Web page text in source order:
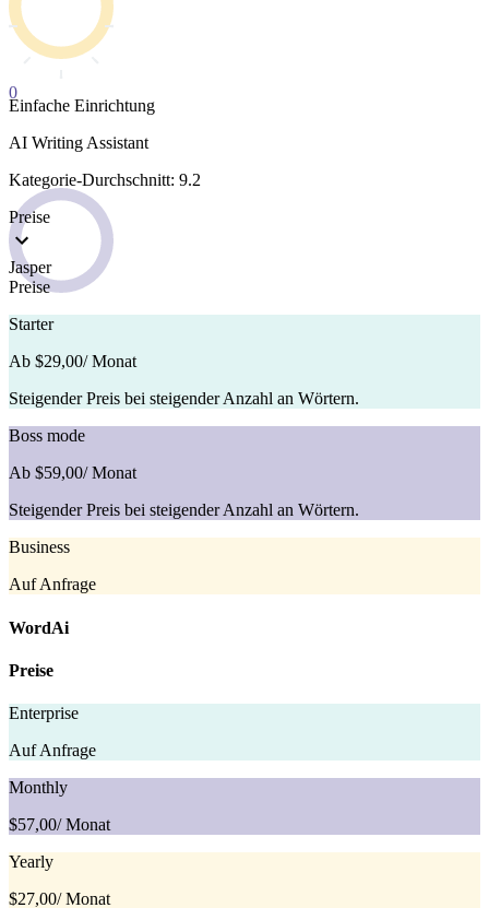
0
Einfache Einrichtung
AI Writing Assistant
Kategorie-Durchschnitt: 9.2
Preise
Jasper
Preise
Starter
Ab $29,00/ Monat
Steigender Preis bei steigender Anzahl an Wörtern.
Boss mode
Ab $59,00/ Monat
Steigender Preis bei steigender Anzahl an Wörtern.
Business
Auf Anfrage
WordAi
Preise
Enterprise
Auf Anfrage
Monthly
$57,00/ Monat
Yearly
$27,00/ Monat